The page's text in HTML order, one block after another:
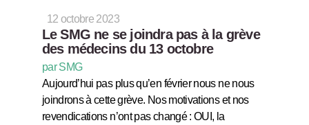
12 octobre 2023
Le SMG ne se joindra pas à la grève
des médecins du 13 octobre
par SMG
Aujourd’hui pas plus qu’en février nous ne nous
joindrons à cette grève. Nos motivations et nos
revendications n’ont pas changé : OUI, la